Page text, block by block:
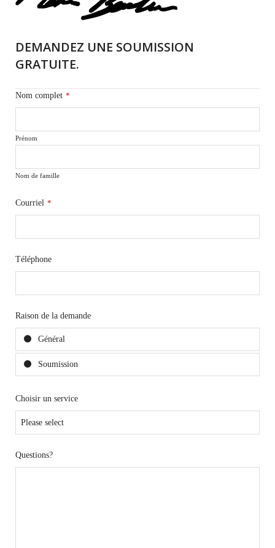
DEMANDEZ UNE SOUMISSION
GRATUITE.
Nom complet *
Prénom
Nom de famille
Courriel *
Téléphone
Raison de la demande
Général
Soumission
Choisir un service
Questions?